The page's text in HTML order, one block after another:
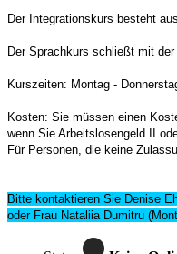
Der Integrationskurs besteht
Der Sprachkurs schließt mit
Kurszeiten: Montag -
Kosten: Sie müssen einen
wenn Sie Arbeitslosengeld II
Für Personen, die keine
Bitte kontaktieren Sie Denise
oder Frau Nataliia Dumitru